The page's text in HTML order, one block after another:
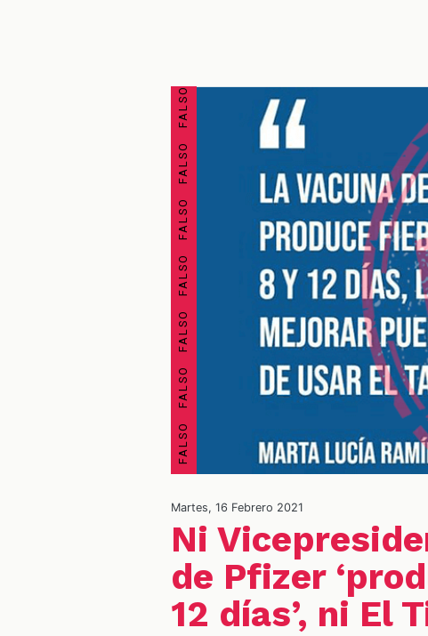
FALSO FALSO FALSO FALSO FALSO FALSO FALSO FALSO
Martes, 16 Febrero 2021
Ni
de Pfizer
12 días’, ni El